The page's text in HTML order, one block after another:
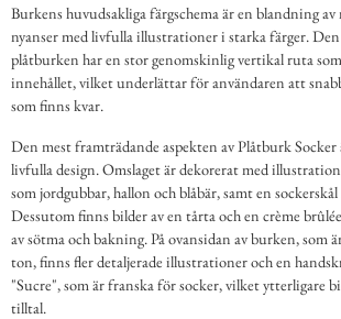
Burkens huvudsakliga färgschema är en blandning
nyanser med livfulla illustrationer i starka färger.
plåtburken har en stor genomskinlig vertikal ruta
innehållet, vilket underlättar för användaren att
som finns kvar.
Den mest framträdande aspekten av Plåtburk Socker
livfulla design. Omslaget är dekorerat med
som jordgubbar, hallon och blåbär, samt en sockerskål
Dessutom finns bilder av en tårta och en crème
av sötma och bakning. På ovansidan av burken, som
ton, finns fler detaljerade illustrationer och en
"Sucre", som är franska för socker, vilket ytterligare
tilltal.